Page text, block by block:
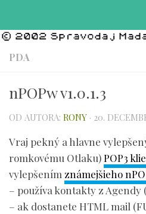
PDA
nPOPw v1.0.1.3
OD AUTORA: RONY · 20.
Vraj pekný a hlavne
romkovému Otlaku)POP3
vylepšením známejšieho
– používa kontakty z Agendy
– ak dostanete HTML mail